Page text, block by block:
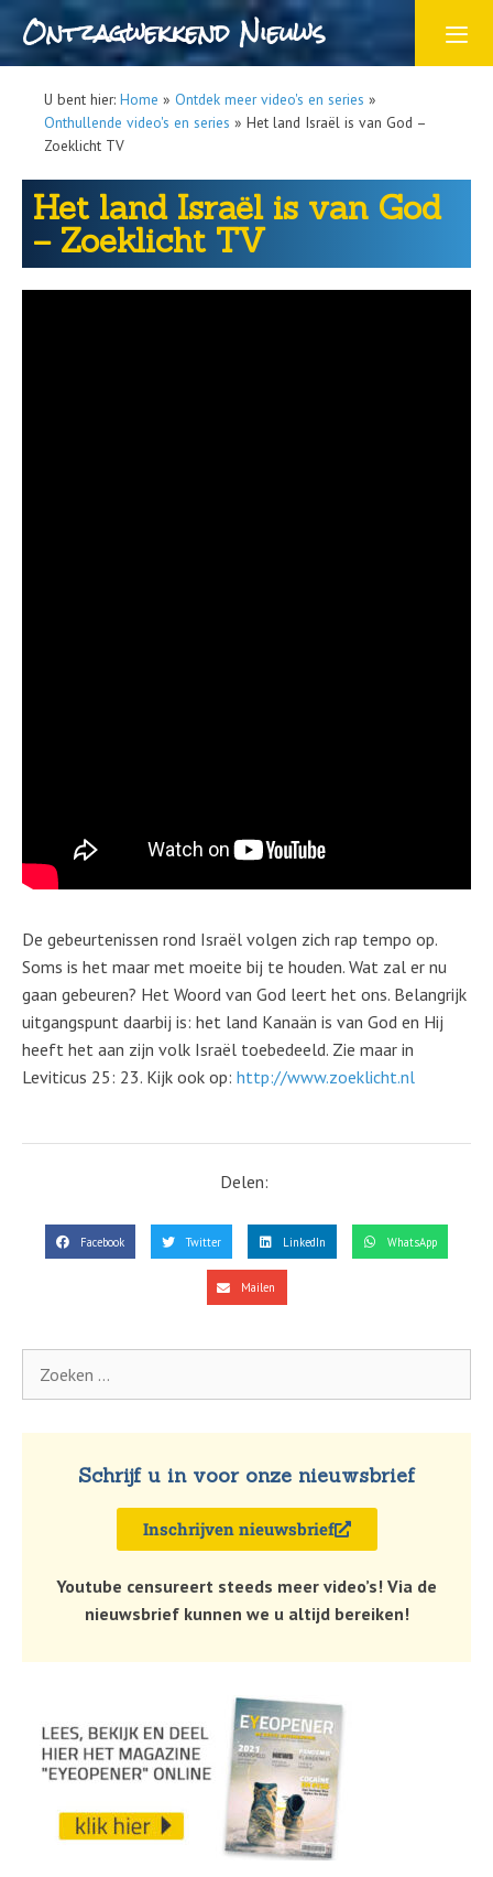
Ontzagwekkend Nieuws
U bent hier: Home » Ontdek meer video's en series »
Onthullende video's en series » Het land Israël is van God –
Zoeklicht TV
Het land Israël is van God
– Zoeklicht TV
De gebeurtenissen rond Israël volgen zich rap tempo op.
Soms is het maar met moeite bij te houden. Wat zal er nu
gaan gebeuren? Het Woord van God leert het ons. Belangrijk
uitgangspunt daarbij is: het land Kanaän is van God en Hij
heeft het aan zijn volk Israël toebedeeld. Zie maar in
Leviticus 25: 23. Kijk ook op: http://www.zoeklicht.nl
Delen:
Facebook Twitter LinkedIn WhatsApp
Mailen
Schrijf u in voor onze nieuwsbrief
Inschrijven nieuwsbrief
Youtube censureert steeds meer video’s! Via de
nieuwsbrief kunnen we u altijd bereiken!